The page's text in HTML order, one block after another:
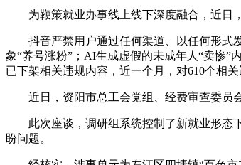
为鞭策就业办事线上线下深度融合，近日，
抖音严禁用户通过任何渠道、以任何形式发
象“养号涨粉”；AI生成虚假的未成年人“卖惨”
已下架相关违规内容，近一个月，对610个相
近日，资阳市总工会党组、经费审查委员会
此次座谈，调研组系统控制了新就业形态下
盼问题。